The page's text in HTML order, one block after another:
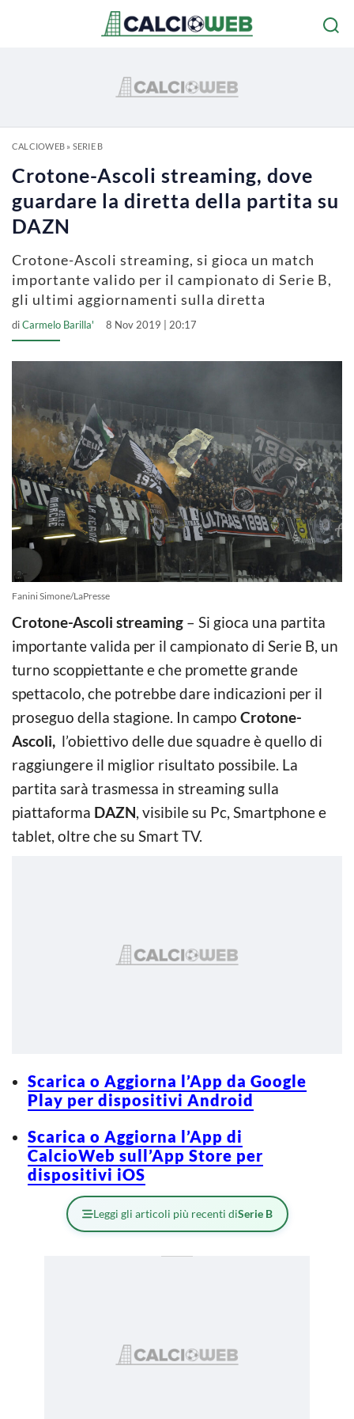
CALCIOWEB» SERIE B
Crotone-Ascoli streaming, dove
guardare la diretta della partita su
DAZN
Crotone-Ascoli streaming, si gioca un match
importante valido per il campionato di Serie B,
gli ultimi aggiornamenti sulla diretta
diCarmelo Barilla' 8 Nov 2019 | 20:17
Fanini Simone/LaPresse
Crotone-Ascoli streaming – Si gioca una partita
importante valida per il campionato di Serie B, un
turno scoppiettante e che promette grande
spettacolo, che potrebbe dare indicazioni per il
proseguo della stagione. In campo Crotone-
Ascoli, l’obiettivo delle due squadre è quello di
raggiungere il miglior risultato possibile. La
partita sarà trasmessa in streaming sulla
piattaforma DAZN, visibile su Pc, Smartphone e
tablet, oltre che su Smart TV.
Scarica o Aggiorna l’App da Google
Play per dispositivi Android
Scarica o Aggiorna l’App di
CalcioWeb sull’App Store per
dispositivi iOS
Leggi gli articoli più recenti diSerie B